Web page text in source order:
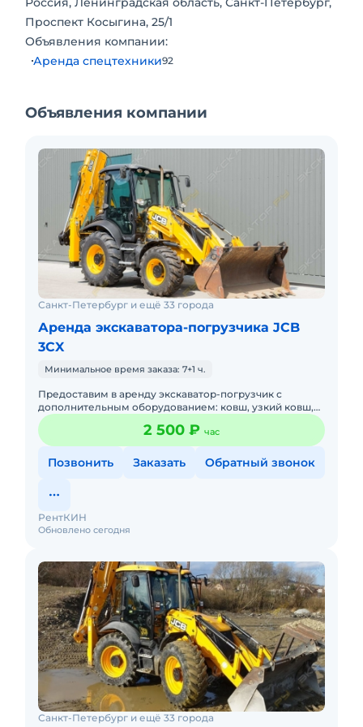
Проспект Косыгина, 25/1
Объявления компании:
Аренда спецтехники92
Объявления компании
Санкт-Петербург и ещё 33 города
Аренда экскаватора-погрузчика JCB
3CX
Минимальное время заказа: 7+1 ч.
Предоставим в аренду экскаватор-погрузчик с
дополнительным оборудованием: ковш, узкий ковш,
гидромолот, вилы и ямобур. Минимальный заказ
спецтехники - половина2 500 ₽ час
Позвонить Заказать Обратный звонок
Обновлено сегодня
РентКИН
Санкт-Петербург и ещё 33 города